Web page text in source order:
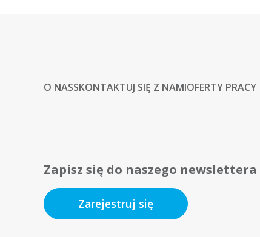
O NASSKONTAKTUJ SIĘ Z NAMIOFERTY PRACY
Zapisz się do naszego newslettera
Zarejestruj się